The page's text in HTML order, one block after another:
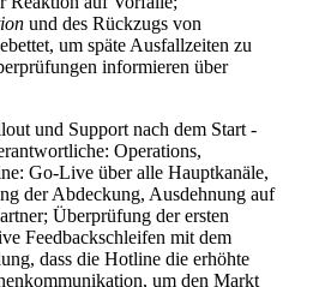
und des Rückzugs von
um späte Ausfallzeiten zu
informieren über
und Support nach dem Start -
Operations,
Go-Live über alle Hauptkanäle,
der Abdeckung, Ausdehnung auf
Überprüfung der ersten
Feedbackschleifen mit dem
dass die Hotline die erhöhte
um den Markt